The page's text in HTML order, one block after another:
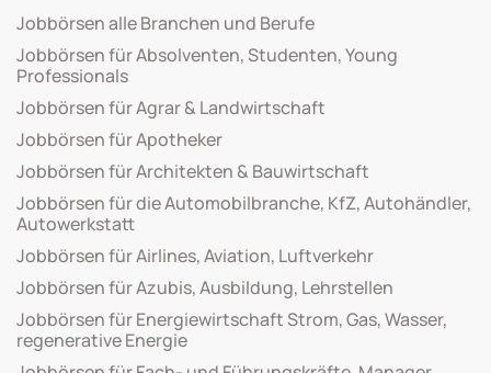
Jobbörsen alle Branchen und Berufe
Jobbörsen für Absolventen, Studenten, Young
Professionals
Jobbörsen für Agrar & Landwirtschaft
Jobbörsen für Apotheker
Jobbörsen für Architekten & Bauwirtschaft
Jobbörsen für die Automobilbranche, KfZ, Autohändler,
Autowerkstatt
Jobbörsen für Airlines, Aviation, Luftverkehr
Jobbörsen für Azubis, Ausbildung, Lehrstellen
Jobbörsen für Energiewirtschaft Strom, Gas, Wasser,
regenerative Energie